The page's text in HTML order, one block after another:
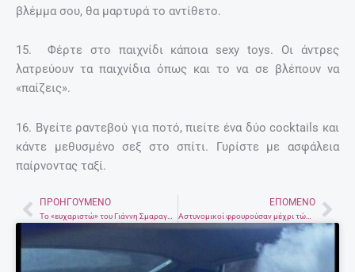
βλέμμα σου, θα μαρτυρά το αντίθετο.
15. Φέρτε στο παιχνίδι κάποια sexy toys. Οι άντρες
λατρεύουν τα παιχνίδια όπως και το να σε βλέπουν να
«παίζεις».
16. Βγείτε ραντεβού για ποτό, πιείτε ένα δύο cocktails και
κάντε μεθυσμένο σεξ στο σπίτι. Γυρίστε με ασφάλεια
παίρνοντας ταξί.
PrevΠΡΟΗΓΟΎΜΕΝΟ
To «ευχαριστώ» του Γιάννη Σμαραγδή στους Κρητικούς για τη νέα του ταινία
ΕΠΌΜΕΝΟ
Αστυνομικοί φρουρούσαν μέχρι τώρα την Μελίνα Μερκούρη